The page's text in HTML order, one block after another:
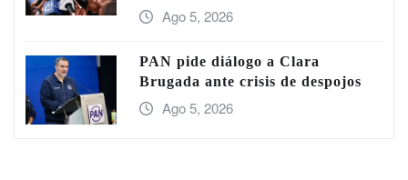
Ago 5, 2026
PAN pide diálogo a Clara
Brugada ante crisis de despojos
Ago 5, 2026